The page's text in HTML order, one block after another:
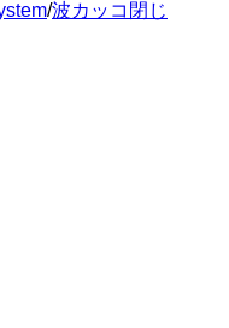
/波カッコ閉じ